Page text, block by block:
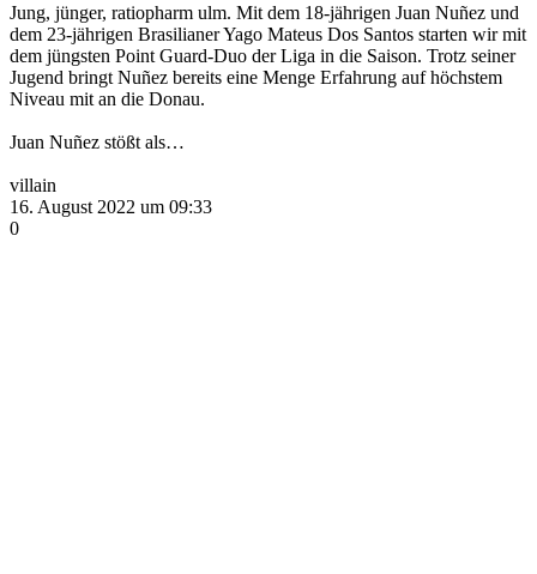
Jung, jünger, ratiopharm ulm. Mit dem 18-jährigen Juan Nuñez und
dem 23-jährigen Brasilianer Yago Mateus Dos Santos starten wir mit
dem jüngsten Point Guard-Duo der Liga in die Saison. Trotz seiner
Jugend bringt Nuñez bereits eine Menge Erfahrung auf höchstem
Niveau mit an die Donau.
Juan Nuñez stößt als…
villain
16. August 2022 um 09:33
0